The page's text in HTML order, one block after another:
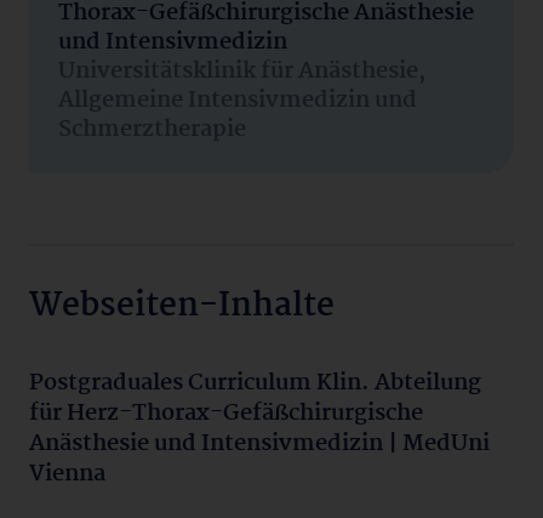
Thorax-Gefäßchirurgische Anästhesie
und Intensivmedizin
Universitätsklinik für Anästhesie,
Allgemeine Intensivmedizin und
Schmerztherapie
Webseiten-Inhalte
Postgraduales Curriculum Klin. Abteilung
für Herz-Thorax-Gefäßchirurgische
Anästhesie und Intensivmedizin | MedUni
Vienna